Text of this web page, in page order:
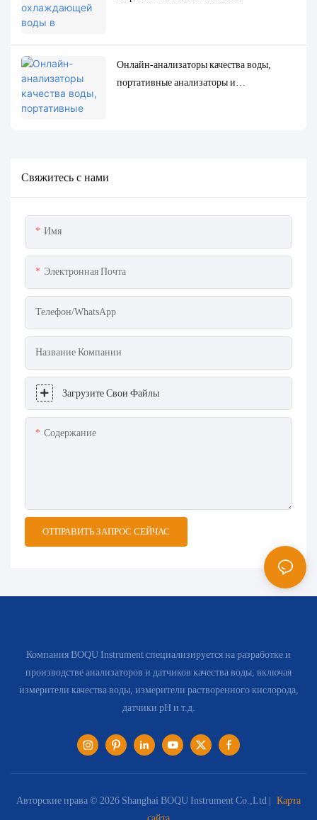
Онлайн-анализаторы качества воды,
портативные анализаторы и
Свяжитесь с нами
Имя
Электронная Почта
Телефон/WhatsApp
Название Компании
Загрузите Свои Файлы
Содержание
ОТПРАВИТЬ ЗАПРОС СЕЙЧАС
Компания BOQU Instrument специализируется на разработке и
производстве анализаторов и датчиков качества воды, включая
измерители качества воды, измерители растворенного кислорода,
датчики pH и т.д.
Авторские права © 2026 Shanghai BOQU Instrument Co.,Ltd | Карта